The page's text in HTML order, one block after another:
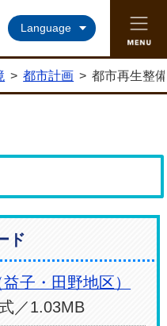
町ホームページ
Language
> 都市計画 > 都市再生整
ド
子・田野地区）
／1.03MB